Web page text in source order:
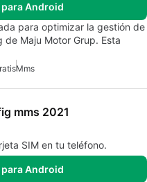
Android
para optimizar la gestión de
Maju Motor Grup. Esta
Mms
mms 2021
SIM en tu teléfono.
Android